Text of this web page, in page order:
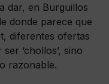
dar, en Burguillos
donde parece que
diferentes ofertas
‘chollos’, sino
razonable.